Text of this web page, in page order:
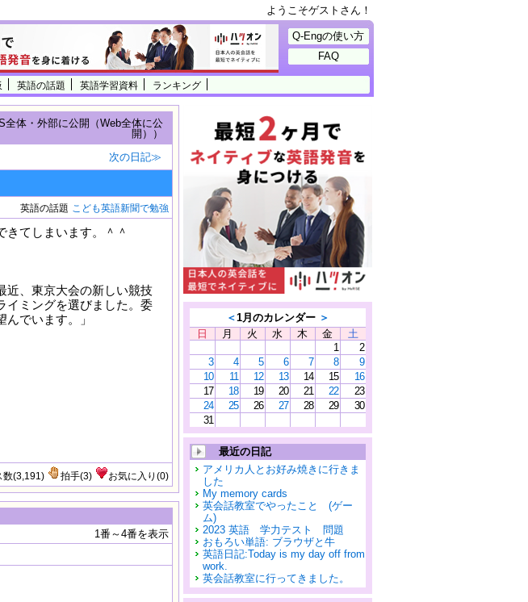
ようこそゲストさん！
英語の話題 英語学習資料 ランキング
Q-Engの使い方
FAQ
全体・外部に公開（Web全体に公
開））
次の日記≫
英語の話題 こども英語新聞で勉強
きてしまいます。＾＾
近、東京大会の新しい競技
イミングを選びました。委
でいます。」
数(3,191) 拍手(3) お気に入り (0)
1番～4番を表示
＜1月のカレンダー ＞
日
月 火 水 木 金
土
1
2
3
4 5 6 7 8
9
10
11 12 13 14 15
16
17
18 19 20 21 22
23
24
25 26 27 28 29
30
31
最近の日記
アメリカ人とお好み焼きに行きま
した
My memory cards
英会話教室でやったこと (ゲー
ム)
2023 英語 学力テスト 問題
おもろい単語: ブラウザと牛
英語日記:Today is my day off from
work.
英会話教室に行ってきました。